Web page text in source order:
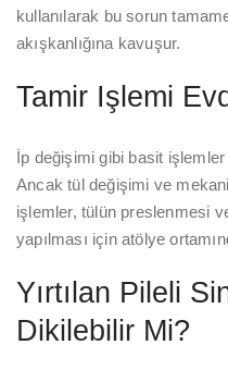
kullanılarak bu sorun
akışkanlığına kavuşur.
Tamir Işlemi
İp değişimi gibi basit
Ancak tül değişimi ve
işlemler, tülün preslenmesi
yapılması için atölye
Yırtılan Pileli
Dikilebilir Mi?